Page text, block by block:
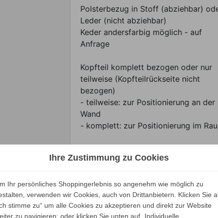
Polsterbezug in Stoff (abziehbar)
Leder (nicht abziehbar)
Keder andersfarbig möglich - auf
Anfrage
Kopfteil komplett bezogen oder nur
teilweise (Kopfteilrückseite nicht
bezogen)
- teilweise: zur Positionierung an der
Wand
- komplett: zur Positionierung im
Polsterfarbe, á 80 x 60 cm, Daunen
Inklusive Lattenrost (in einem Stück)
Ihre Zustimmung zu Cookies
Ihr persönliches Shoppingerlebnis so angenehm wie möglich zu
verwenden wir Cookies, auch von Drittanbietern. Klicken Sie
stimme zu“ um alle Cookies zu akzeptieren und direkt zur Website
zu navigieren; oder klicken Sie unten auf „Individuelle